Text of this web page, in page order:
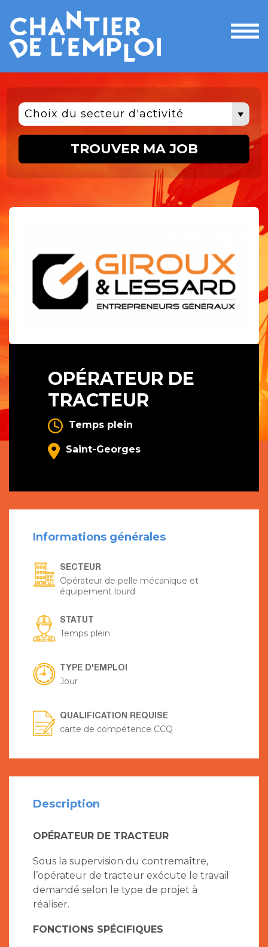
le
Choix du secteur d'activité
TROUVER MA JOB
OPÉRATEUR DE
TRACTEUR
Temps plein
Saint-Georges
Informations générales
SECTEUR
Opérateur de pelle mécanique et
équipement lourd
STATUT
Temps plein
TYPE D'EMPLOI
Jour
QUALIFICATION REQUISE
carte de compétence CCQ
Description
OPÉRATEUR DE TRACTEUR
Sous la supervision du contremaître,
l’opérateur de tracteur exécute le travail
demandé selon le type de projet à
réaliser.
FONCTIONS SPÉCIFIQUES